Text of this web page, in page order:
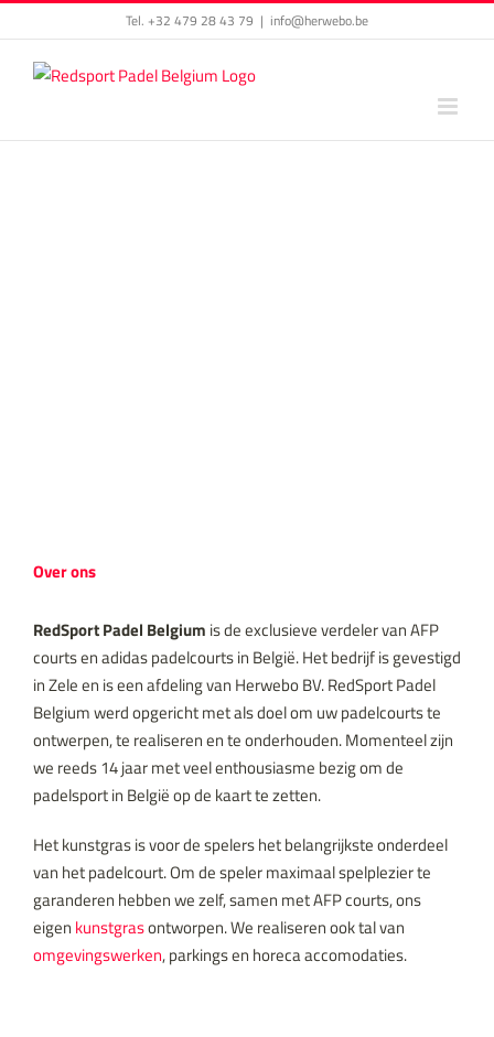
to
content
Tel. +32 479 28 43 79 | info@herwebo.be
Over ons
RedSport Padel Belgium is de exclusieve verdeler van AFP
courts en adidas padelcourts in België. Het bedrijf is gevestigd
in Zele en is een afdeling van Herwebo BV. RedSport Padel
Belgium werd opgericht met als doel om uw padelcourts te
ontwerpen, te realiseren en te onderhouden. Momenteel zijn
we reeds 14 jaar met veel enthousiasme bezig om de
padelsport in België op de kaart te zetten.
Het kunstgras is voor de spelers het belangrijkste onderdeel
van het padelcourt. Om de speler maximaal spelplezier te
garanderen hebben we zelf, samen met AFP courts, ons
eigen kunstgrasontworpen. We realiseren ook tal van
omgevingswerken, parkings en horeca accomodaties.